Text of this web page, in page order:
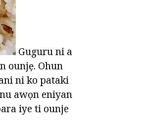
Guguru ni a
ounjẹ. Ohun
ni ko pataki
awọn eniyan
iye ti ounje